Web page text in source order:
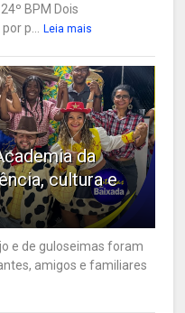
BPM Dois
p...
Leia mais
da
cultura e
e de guloseimas foram
amigos e familiares